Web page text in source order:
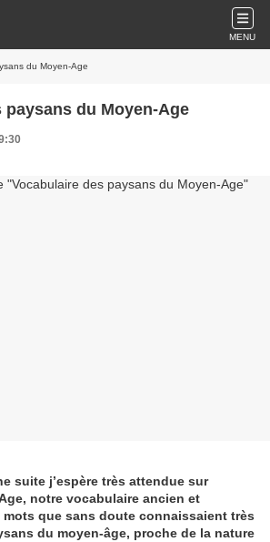
MENU
du Moyen-Age
paysans du Moyen-Age
très attendue sur
notre vocabulaire ancien et
mots que sans doute connaissaient très
du moyen-âge, proche de la nature